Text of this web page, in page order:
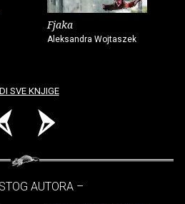
Fjaka
Aleksandra Wojtaszek
SVE KNJIGE
AUTORA –